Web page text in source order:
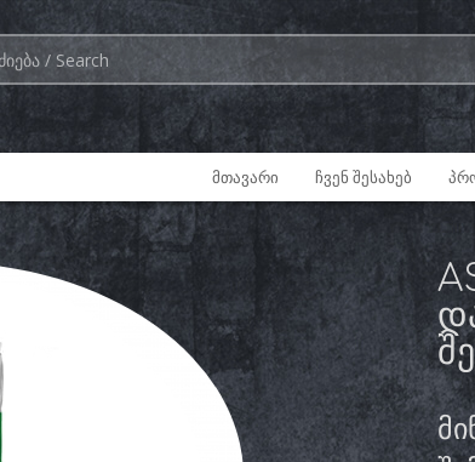
ᲛᲗᲐᲕᲐᲠᲘ ᲩᲕᲔᲜ ᲨᲔᲡᲐᲮᲔᲑ